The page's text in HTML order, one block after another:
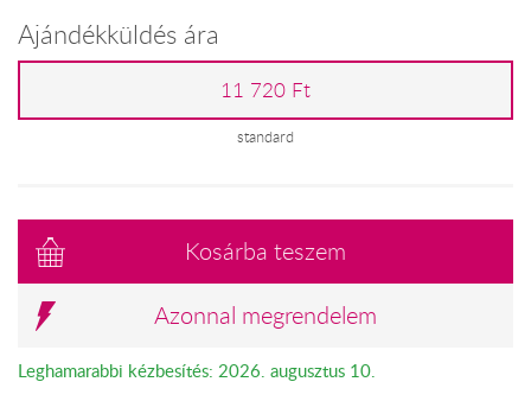
Ajándékküldés ára
11 720 Ft
standard
Kosárba teszem
Azonnal megrendelem
Leghamarabbi kézbesítés: 2026. augusztus 10.